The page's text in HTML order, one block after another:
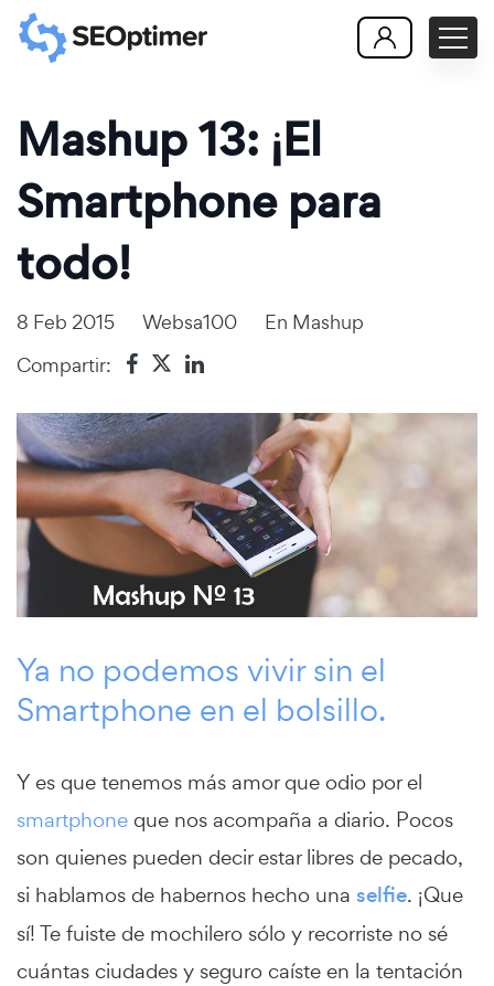
Mashup 13: ¡El
Smartphone para
todo!
8 Feb 2015 Websa100 En Mashup
Compartir:
Ya no podemos vivir sin el
Smartphone en el bolsillo.
Y es que tenemos más amor que odio por el
smartphone que nos acompaña a diario. Pocos
son quienes pueden decir estar libres de pecado,
si hablamos de habernos hecho una selfie. ¡Que
sí! Te fuiste de mochilero sólo y recorriste no sé
cuántas ciudades y seguro caíste en la tentación